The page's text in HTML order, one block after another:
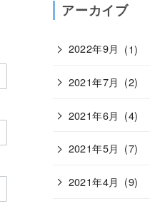
アーカイブ
2022年9月 (1)
2021年7月 (2)
2021年6月 (4)
2021年5月 (7)
2021年4月 (9)